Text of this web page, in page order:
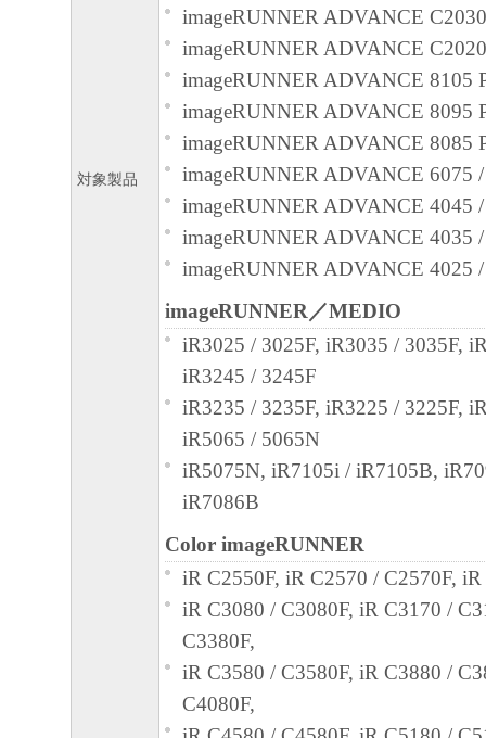
品性および特定の目的への適合性の保証を
保証も、明示たると黙示たるとを問わず一
(2) キヤノン、キヤノンのライセンサー、
社、キヤノンの関連会社、それらの販売代
店のいずれも、「本ソフトウェア」の使用
から生ずるいかなる損害（逸失利益および
または付随的な損害を含むがこれらに限定
損害を言います。）について、適用法で認
一切の責任を負わないものとします。たと
キヤノンのライセンサー、キヤノンの子会
関連会社、それらの販売代理店または販売
の可能性について知らされていた場合でも
(3) キヤノン、キヤノンのライセンサー、
社、キヤノンの関連会社、それらの販売代
店のいずれも、「本ソフトウェア」、また
ェア」の使用に起因または関連してお客様
に生じたいかなる紛争についても、一切責
のとします。
お客様は、日本国政府または関連する外国
認可等を得ることなしに、「本ソフトウェ
は一部を、直接または間接に輸出してはな
対象製品
imageRUNNER ADVANCE
imageRUNNER ADVANCE
imageRUNNER ADVANCE 8105
imageRUNNER ADVANCE 8095
imageRUNNER ADVANCE 8085
imageRUNNER ADVANCE 6075
imageRUNNER ADVANCE 4045
imageRUNNER ADVANCE 4035
imageRUNNER ADVANCE 4025
imageRUNNER／MEDIO
iR3025 / 3025F, iR3035 / 3035F,
iR3245 / 3245F
iR3235 / 3235F, iR3225 / 3225F,
iR5065 / 5065N
iR5075N, iR7105i / iR7105B,
iR7086B
Color imageRUNNER
iR C2550F, iR C2570 / C2570F,
iR C3080 / C3080F, iR C3170 /
C3380F,
iR C3580 / C3580F, iR C3880 /
C4080F,